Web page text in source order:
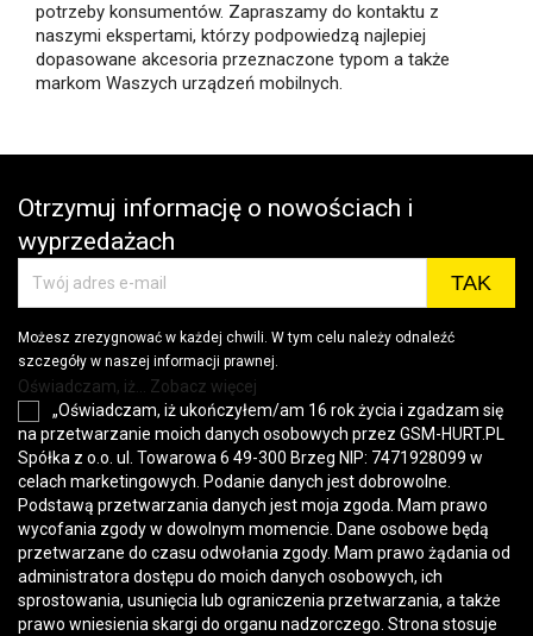
potrzeby konsumentów. Zapraszamy do kontaktu z
naszymi ekspertami, którzy podpowiedzą najlepiej
dopasowane akcesoria przeznaczone typom a także
markom Waszych urządzeń mobilnych.
Otrzymuj informację o nowościach i
wyprzedażach
Możesz zrezygnować w każdej chwili. W tym celu należy odnaleźć
szczegóły w naszej informacji prawnej.
Oświadczam, iż... Zobacz więcej
„Oświadczam, iż ukończyłem/am 16 rok życia i zgadzam się
na przetwarzanie moich danych osobowych przez GSM-HURT.PL
Spółka z o.o. ul. Towarowa 6 49-300 Brzeg NIP: 7471928099 w
celach marketingowych. Podanie danych jest dobrowolne.
Podstawą przetwarzania danych jest moja zgoda. Mam prawo
wycofania zgody w dowolnym momencie. Dane osobowe będą
przetwarzane do czasu odwołania zgody. Mam prawo żądania od
administratora dostępu do moich danych osobowych, ich
sprostowania, usunięcia lub ograniczenia przetwarzania, a także
prawo wniesienia skargi do organu nadzorczego. Strona stosuje